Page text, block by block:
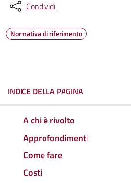
Condividi
Normativa di riferimento
INDICE DELLA PAGINA
A chi è rivolto
Approfondimenti
Come fare
Costi